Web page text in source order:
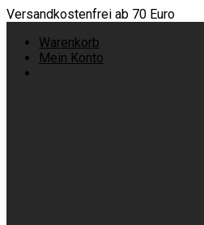
Versandkostenfrei ab 70 Euro
Warenkorb
Mein Konto